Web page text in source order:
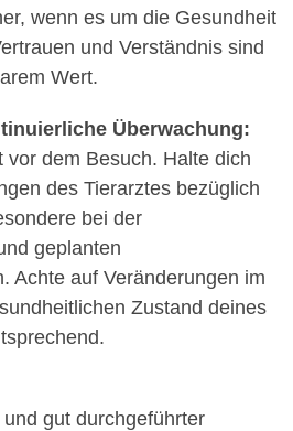
wenn es um die Gesundheit
und Verständnis sind
Wert.
Überwachung:
vor dem Besuch. Halte dich
des Tierarztes bezüglich
bei der
geplanten
Achte auf Veränderungen im
Zustand deines
gut durchgeführter